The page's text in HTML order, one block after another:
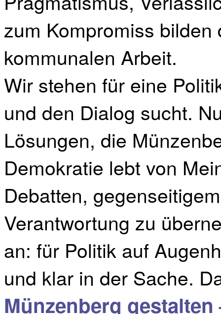
zum Kompromiss
kommunalen Arbeit.
Wir stehen für eine
und den Dialog sucht.
Lösungen, die
Demokratie lebt von
Debatten,
Verantwortung zu
an: für Politik auf
und klar in der Sache.
Münzenberg